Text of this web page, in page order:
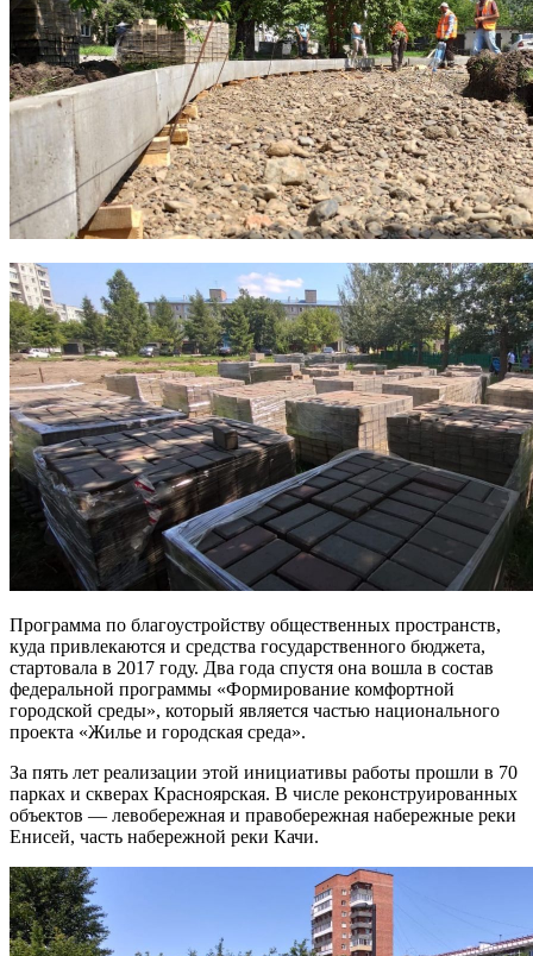
Программа по благоустройству общественных пространств,
куда привлекаются и средства государственного бюджета,
стартовала в 2017 году. Два года спустя она вошла в состав
федеральной программы «Формирование комфортной
городской среды», который является частью национального
проекта «Жилье и городская среда».
За пять лет реализации этой инициативы работы прошли в 70
парках и скверах Красноярская. В числе реконструированных
объектов — левобережная и правобережная набережные реки
Енисей, часть набережной реки Качи.